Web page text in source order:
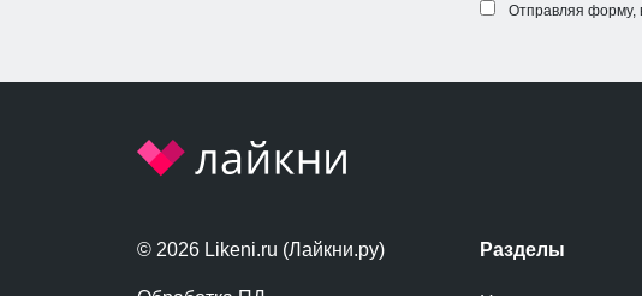
Отправляя форму,
© 2026 Likeni.ru (Лайкни.ру) Разделы